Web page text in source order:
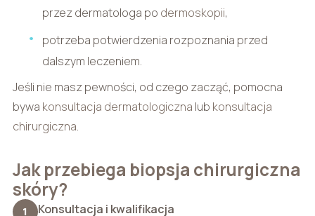
przez dermatologa po dermoskopii,
potrzeba potwierdzenia rozpoznania przed
dalszym leczeniem.
Jeśli nie masz pewności, od czego zacząć, pomocna
bywa konsultacja dermatologiczna lub konsultacja
chirurgiczna.
Jak przebiega biopsja chirurgiczna
skóry?
1
Konsultacja i kwalifikacja